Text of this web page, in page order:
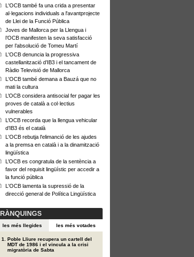
L'OCB també fa una crida a presentar
al·legacions individuals a l'avantprojecte
de Llei de la Funció Pública
Joves de Mallorca per la Llengua i
l’OCB manifesten la seva satisfacció
per l’absolució de Tomeu Martí
L'OCB denuncia la progressiva
castellanització d’IB3 i el tancament de
Ràdio Televisió de Mallorca
L'OCB també demana a Bauzá que no
mati la cultura
L’OCB considera antisocial fer pagar les
proves de català a col·lectius
vulnerables
L’OCB recorda que la llengua vehicular
d’IB3 és el català
L'OCB rebutja l'elimanció de les ajudes
a la premsa en català i a la dinamització
lingüística
L’OCB es congratula de la sentència a
favor del requisit lingüístic per accedir a
la funció pública
L'OCB lamenta la supressió de la
direcció general de Política Lingüística
RÀNQUINGS
les més llegides les més votades
Poble Lliure recupera un cartell del
MDT de 1986 i el vincula a la crisi
migratòria de Sabta